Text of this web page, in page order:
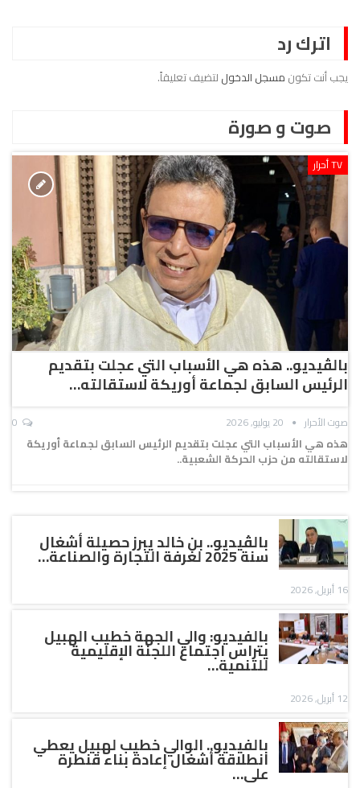
اترك رد
يجب أنت تكون مسجل الدخول لتضيف تعليقاً.
صوت و صورة
TV أحرار
بالڤيديو.. هذه هي الأسباب التي عجلت بتقديم
الرئيس السابق لجماعة أوريكة لاستقالته…
صوت الأحرار 20 يوليو, 2026
هذه هي الأسباب التي عجلت بتقديم الرئيس السابق لجماعة أوريكة
لاستقالته من حزب الحركة الشعبية..
بالڤيديو.. بن خالد يبرز حصيلة أشغال
سنة 2025 لغرفة التجارة والصناعة…
16 أبريل, 2026
بالفيديو: والي الجهة خطيب الهبيل
يتراس اجتماع اللجنة الإقليمية
للتنمية…
12 أبريل, 2026
بالفيديو.. الوالي خطيب لهبيل يعطي
انطلاقة أشغال إعادة بناء قنطرة
على…